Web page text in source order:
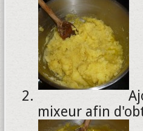
mixeur afin